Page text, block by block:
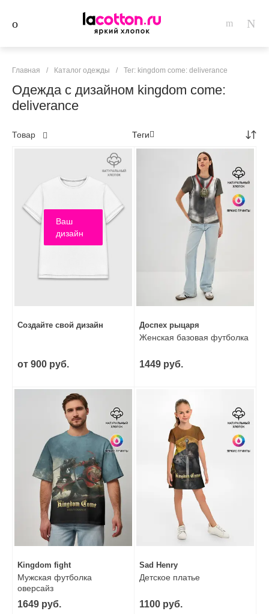
Главная / Каталог одежды / Тег: kingdom come: deliverance
Одежда с дизайном kingdom come:
deliverance
Товар Теги
Ваш
дизайн
Создайте свой дизайн
от 900 руб.
Доспех рыцаря
Женская базовая футболка
1449 руб.
Kingdom fight
Мужская футболка
оверсайз
1649 руб.
Sad Henry
Детское платье
1100 руб.